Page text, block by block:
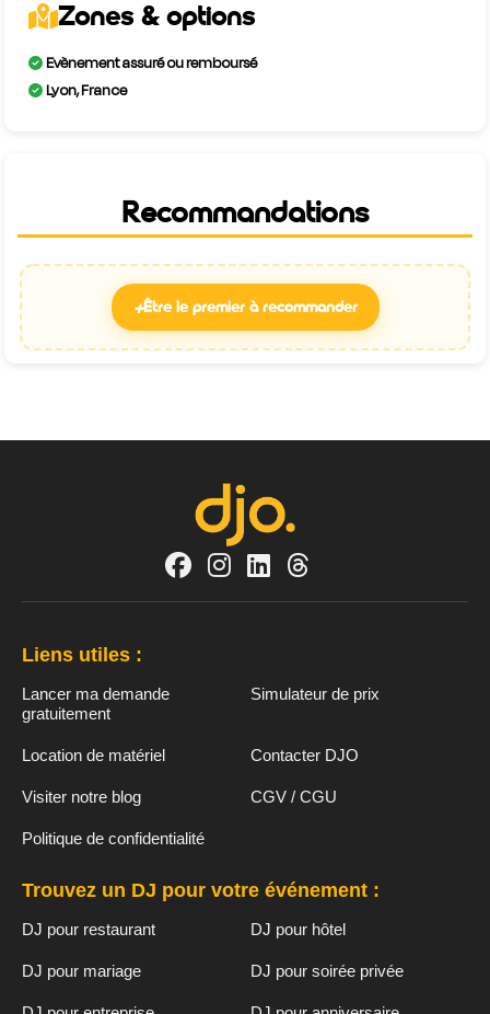
Zones & options
Evènement assuré ou remboursé
Lyon, France
Recommandations
+Être le premier à recommander
Liens utiles :
Lancer ma demande
gratuitement
Simulateur de prix
Location de matériel Contacter DJO
Visiter notre blog CGV / CGU
Politique de confidentialité
Trouvez un DJ pour votre événement :
DJ pour restaurant DJ pour hôtel
DJ pour mariage DJ pour soirée privée